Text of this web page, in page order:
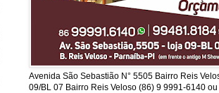
Avenida São Sebastião N° 5505 Bairro Reis
09/BL 07 Bairro Reis Veloso (86) 9 9991-6140